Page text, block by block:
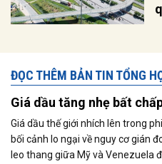
ĐỌC THÊM BẢN TIN TỔNG
Giá dầu tăng nhẹ bất
Giá dầu thế giới nhích lên trong
bối cảnh lo ngại về nguy cơ gián
leo thang giữa Mỹ và Venezuela